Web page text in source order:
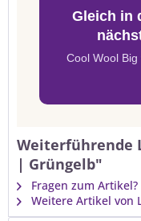
Gleich in
Cool Wool
Weiterführende
| Grüngelb"
Fragen zum Artikel?
Weitere Artikel von